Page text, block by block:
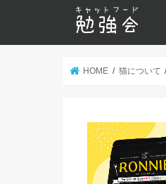
HOME 猫について